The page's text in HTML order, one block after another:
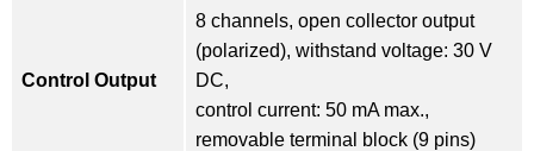
Control Output
8 channels, open collector output
(polarized), withstand voltage: 30 V
DC,
control current: 50 mA max.,
removable terminal block (9 pins)